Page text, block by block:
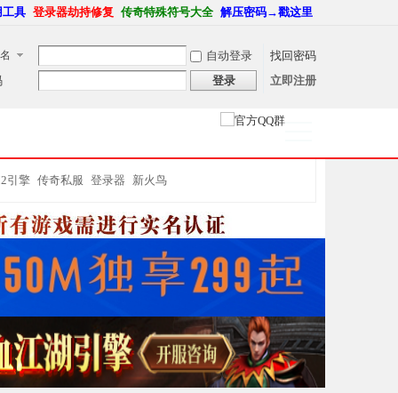
具 登录器劫持修复 传奇特殊符号大全 解压密码→戳这里
自动登录
找回密码
登录 立即注册
引擎 传奇私服 登录器 新火鸟